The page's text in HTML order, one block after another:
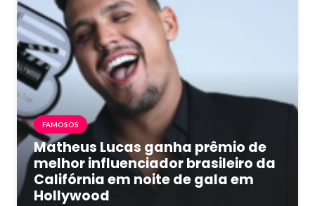
FAMOSOS
Matheus Lucas ganha prêmio de
melhor influenciador brasileiro da
Califórnia em noite de gala em
Hollywood